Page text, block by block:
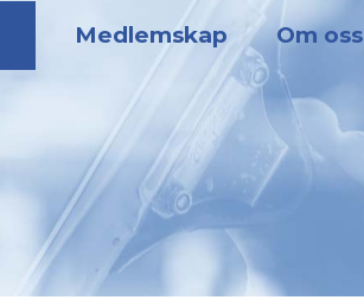
Medlemskap Om oss